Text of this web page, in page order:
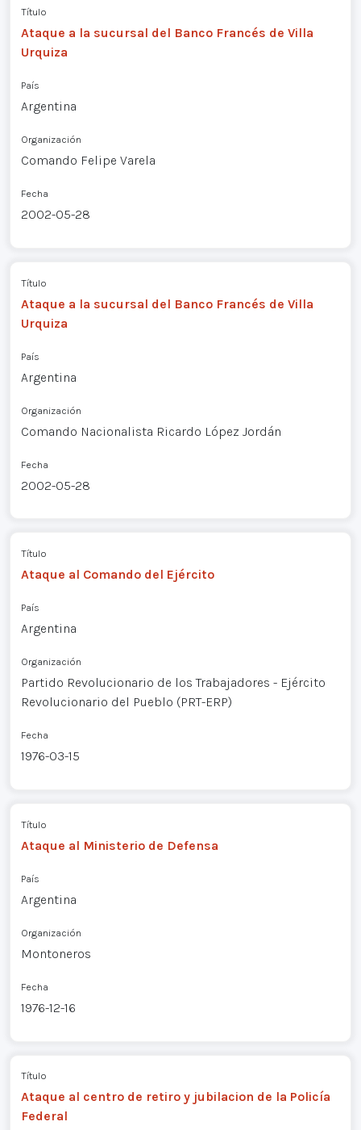
Título
Ataque a la sucursal del Banco Francés de Villa
Urquiza
País
Argentina
Organización
Comando Felipe Varela
Fecha
2002-05-28
Título
Ataque a la sucursal del Banco Francés de Villa
Urquiza
País
Argentina
Organización
Comando Nacionalista Ricardo López Jordán
Fecha
2002-05-28
Título
Ataque al Comando del Ejército
País
Argentina
Organización
Partido Revolucionario de los Trabajadores - Ejército
Revolucionario del Pueblo (PRT-ERP)
Fecha
1976-03-15
Título
Ataque al Ministerio de Defensa
País
Argentina
Organización
Montoneros
Fecha
1976-12-16
Título
Ataque al centro de retiro y jubilacion de la Policía
Federal